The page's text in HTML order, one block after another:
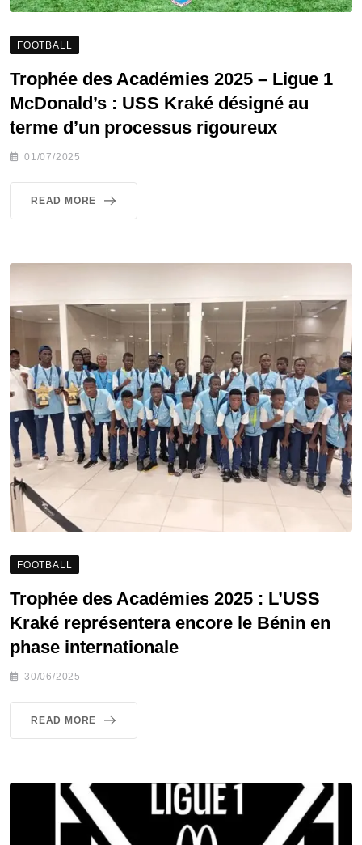
FOOTBALL
Trophée des Académies 2025 – Ligue 1
McDonald’s : USS Kraké désigné au
terme d’un processus rigoureux
01/07/2025
READ MORE
FOOTBALL
Trophée des Académies 2025 : L’USS
Kraké représentera encore le Bénin en
phase internationale
30/06/2025
READ MORE